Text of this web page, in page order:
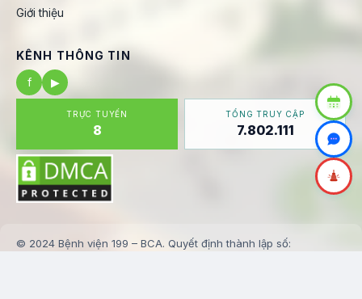
Giới thiệu
KÊNH THÔNG TIN
f
▶
TRỰC TUYẾN
8
TỔNG TRUY CẬP
7.802.111
© 2024 Bệnh viện 199 – BCA. Quyết định thành lập số: